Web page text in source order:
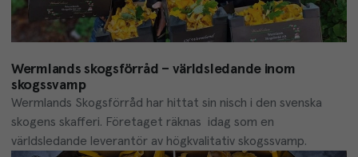
Wermlands skogsförråd – världsledande inom
skogssvamp
Wermlands Skogsförråd har hittat sin nisch i den svenska
skogens skafferi. Företaget räknas  idag som en
världsledande leverantör av högkvalitativ skogssvamp.